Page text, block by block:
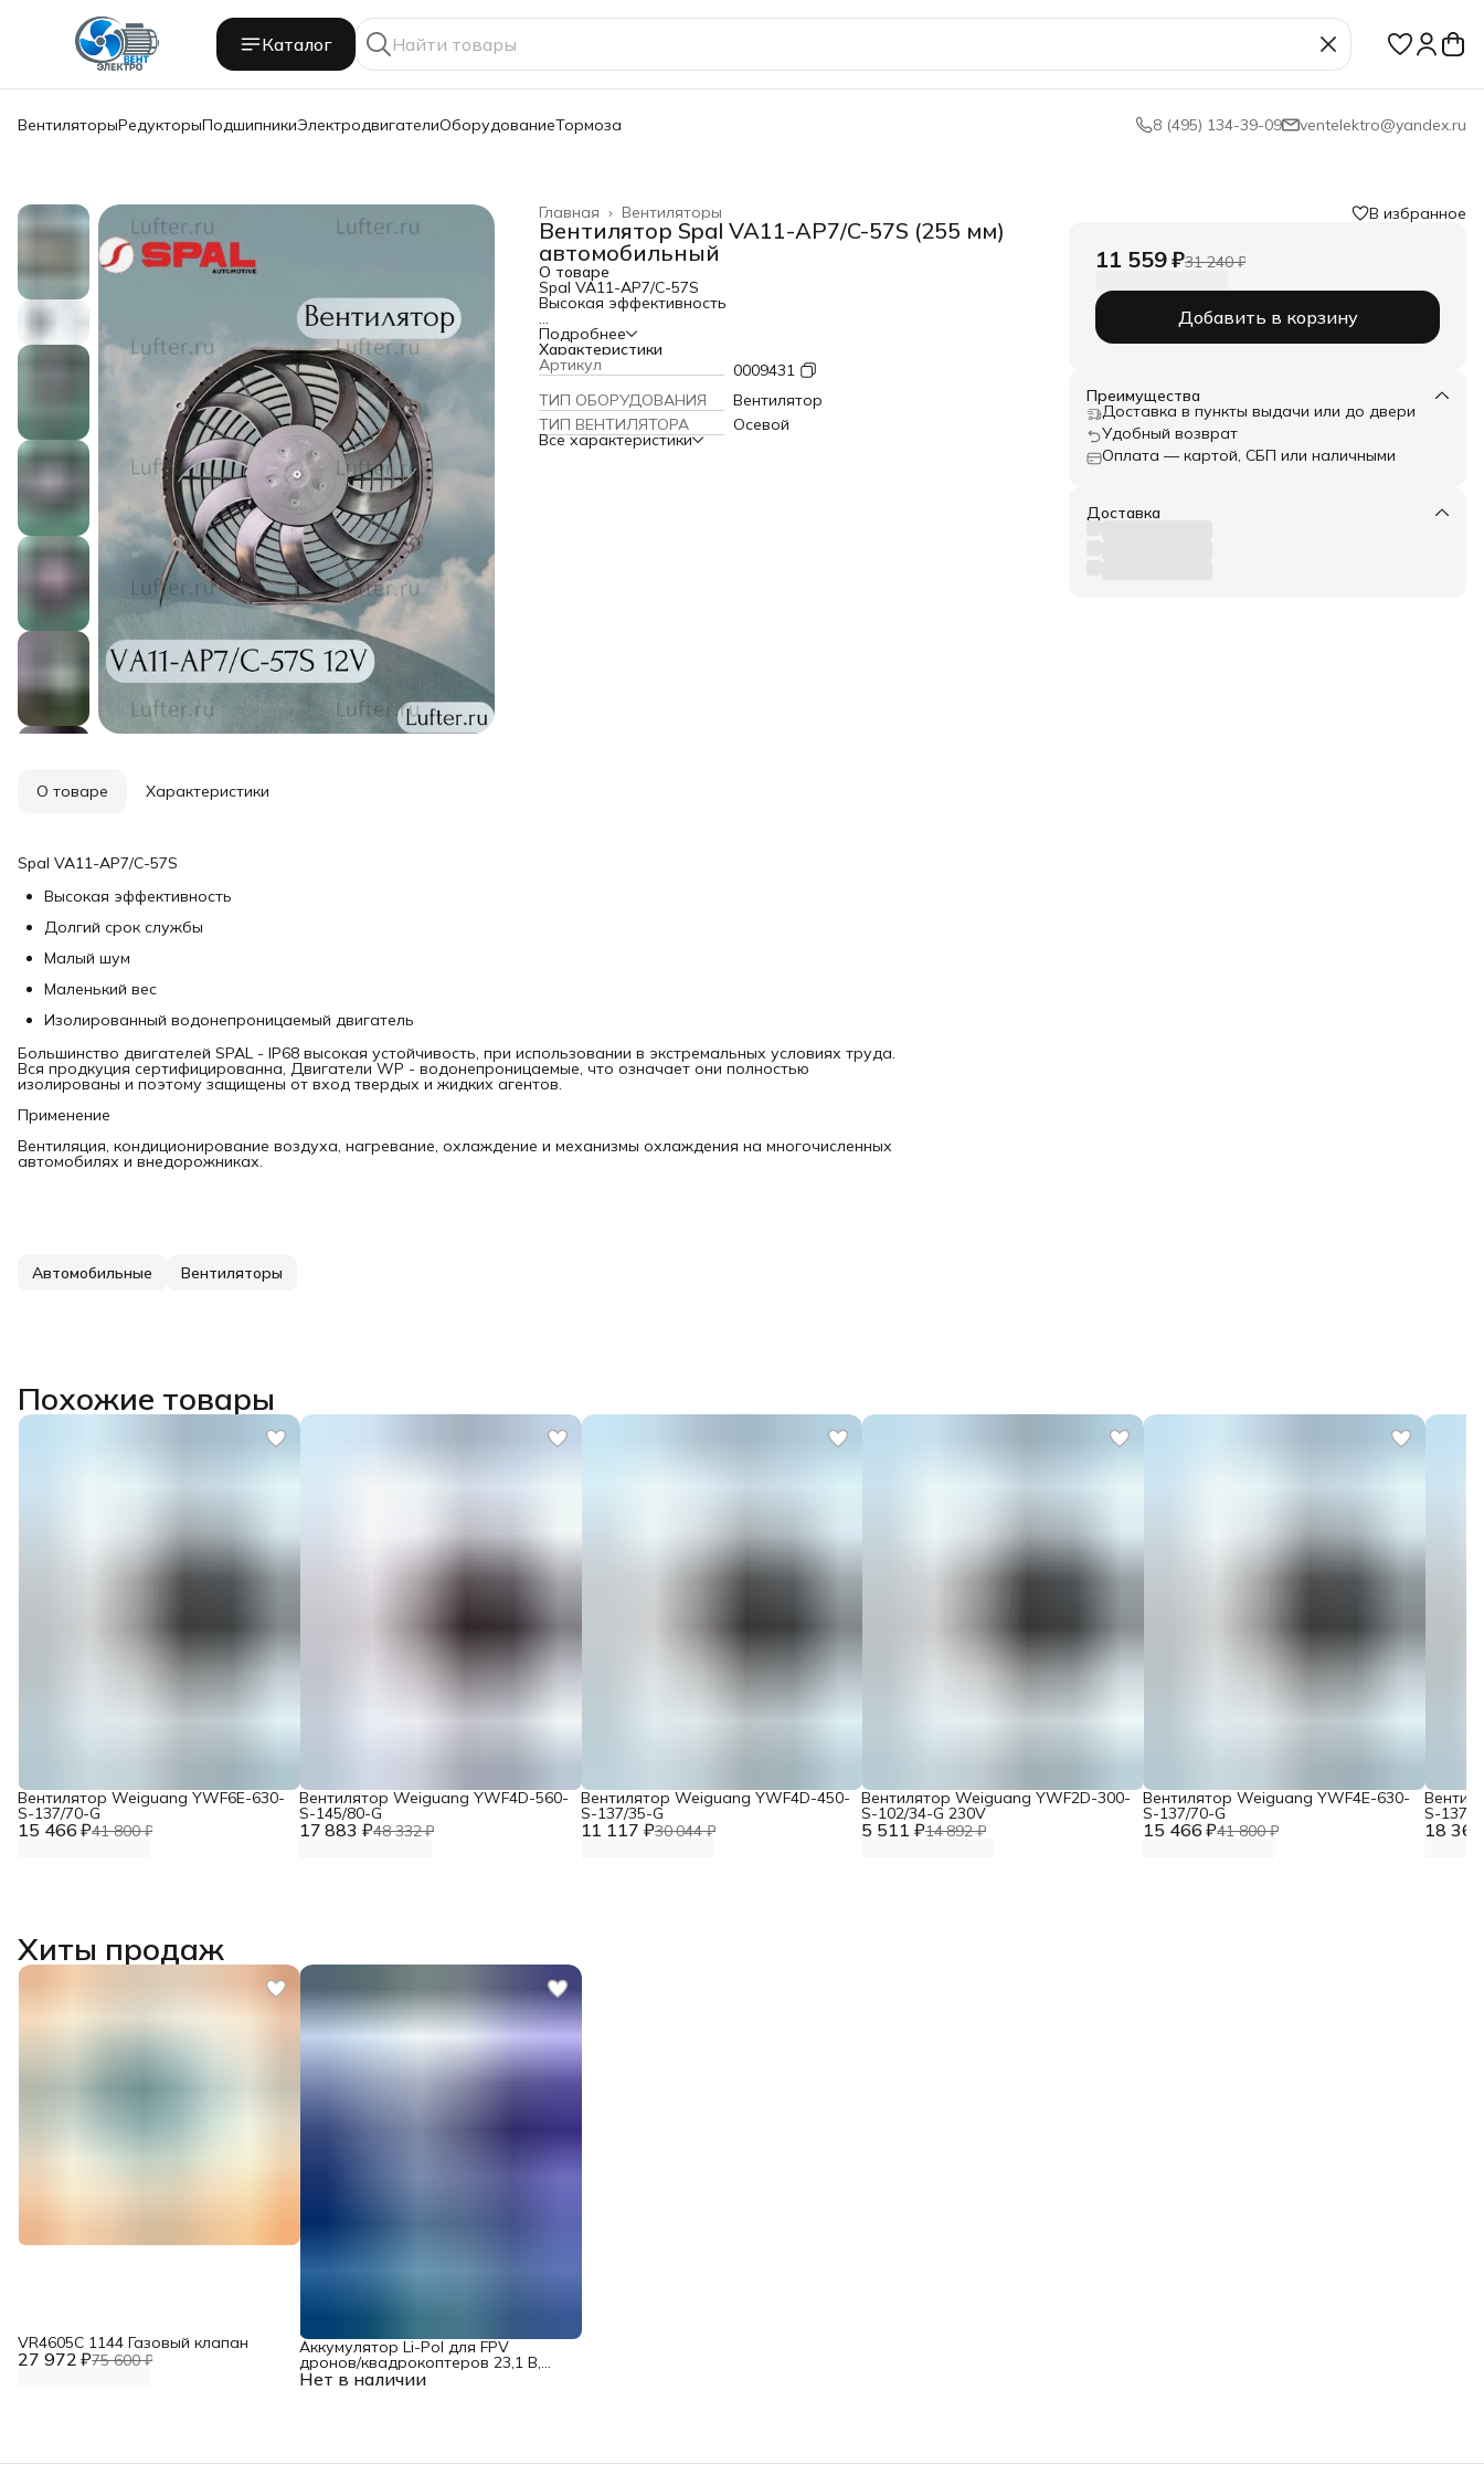
Каталог
ВентиляторыРедукторыПодшипникиЭлектродвигателиОборудованиеТормоза 8 (495) 134-39-09 ventelektro@yandex.ru
Вентиляторы
Главная ›
Вентилятор Spal VA11-AP7/C-57S (255 мм)
автомобильный
О товаре
Spal VA11-AP7/C-57S
Высокая эффективность
Долгий срок службы
Малый шум
Маленький вес
Изолированный водонепроницаемый двигатель
Подробнее
Характеристики
Артикул
0009431
ТИП ОБОРУДОВАНИЯ
Вентилятор
ТИП ВЕНТИЛЯТОРА
Осевой
Все характеристики
В избранное
11 559 ₽31 240 ₽
Добавить в корзину
Преимущества
Доставка в пункты выдачи или до двери
Удобный возврат
Оплата — картой, СБП или наличными
Доставка
О товаре Характеристики
Spal VA11-AP7/C-57S
Высокая эффективность
Долгий срок службы
Малый шум
Маленький вес
Изолированный водонепроницаемый двигатель
Большинство двигателей SPAL - IP68 высокая устойчивость, при использовании в экстремальных условиях труда.
Вся продкуция сертифицированна, Двигатели WP - водонепроницаемые, что означает они полностью
изолированы и поэтому защищены от вход твердых и жидких агентов.
Применение
Вентиляция, кондиционирование воздуха, нагревание, охлаждение и механизмы охлаждения на многочисленных
автомобилях и внедорожниках.
Автомобильные Вентиляторы
Похожие товары
15 466 ₽41 800 ₽
Вентилятор Weiguang YWF6E-630-
S-137/70-G
17 883 ₽48 332 ₽
Вентилятор Weiguang YWF4D-560-
S-145/80-G
11 117 ₽30 044 ₽
Вентилятор Weiguang YWF4D-450-
S-137/35-G
5 511 ₽14 892 ₽
Вентилятор Weiguang YWF2D-300-
S-102/34-G 230V
15 466 ₽41 800 ₽
Вентилятор Weiguang YWF4E-630-
S-137/70-G
18
S-137/
Хиты продаж
27 972 ₽75 600 ₽
VR4605С 1144 Газовый клапан
Нет в наличии
Аккумулятор Li-Pol для FPV
дронов/квадрокоптеров 23,1 В,
10000 мАч, 370 ВТ